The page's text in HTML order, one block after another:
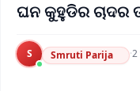
ଘନ କୁହୁଡିର ଚାଦର
S Smruti Parija ·2